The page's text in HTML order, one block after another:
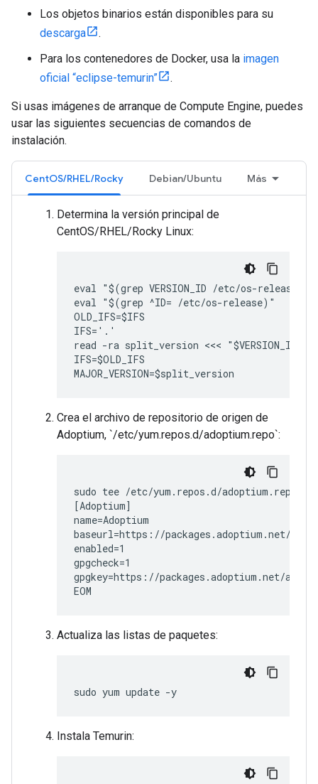
Los objetos binarios están disponibles para su
descarga
.
Para los contenedores de Docker, usa la imagen
oficial “eclipse-temurin”
.
Si usas imágenes de arranque de Compute Engine, puedes
usar las siguientes secuencias de comandos de
instalación.
CentOS/RHEL/Rocky Debian/Ubuntu Más
Determina la versión principal de
CentOS/RHEL/Rocky Linux:
eval "$(grep VERSION_ID /etc/os-release)"
eval "$(grep ^ID= /etc/os-release)"
OLD_IFS=$IFS
IFS='.'
read -ra split_version <<< "$VERSION_ID"
IFS=$OLD_IFS
MAJOR_VERSION=$split_version
Crea el archivo de repositorio de origen de
Adoptium, `/etc/yum.repos.d/adoptium.repo`:
sudo tee /etc/yum.repos.d/adoptium.repo <<
[Adoptium]
name=Adoptium
baseurl=https://packages.adoptium.net/
enabled=1
gpgcheck=1
gpgkey=https://packages.adoptium.net/
EOM
Actualiza las listas de paquetes:
sudo yum update -y
Instala Temurin: